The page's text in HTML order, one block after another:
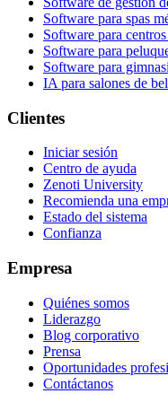
Software para spas
Software para
Software para
Software para
IA para salones de
Clientes
Iniciar sesión
Centro de ayuda
Zenoti University
Recomienda una
Estado del sistema
Confianza
Empresa
Quiénes somos
Liderazgo
Blog corporativo
Prensa
Oportunidades
Contáctanos